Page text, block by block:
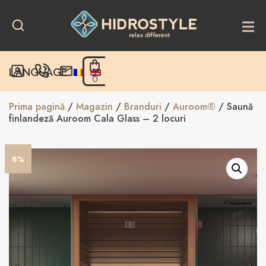
content
LANGUAGE
0
Prima pagină / Magazin / Branduri / Auroom® / Saună
finlandeză Auroom Cala Glass – 2 locuri
6%